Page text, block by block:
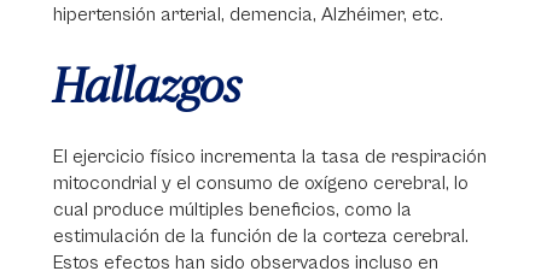
hipertensión arterial, demencia, Alzhéimer, etc.
Hallazgos
El ejercicio físico incrementa la tasa de respiración
mitocondrial y el consumo de oxígeno cerebral, lo
cual produce múltiples beneficios, como la
estimulación de la función de la corteza cerebral.
Estos efectos han sido observados incluso en